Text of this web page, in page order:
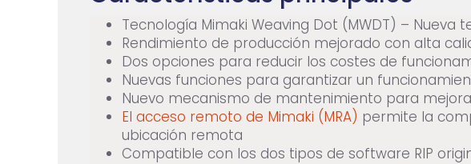
Tecnología Mimaki Weaving Dot (MWDT) –
Rendimiento de producción mejorado con alta
Dos opciones para reducir los costes de
Nuevas funciones para garantizar un
Nuevo mecanismo de mantenimiento para
El acceso remoto de Mimaki (MRA) permite la
ubicación remota
Compatible con los dos tipos de software RIP